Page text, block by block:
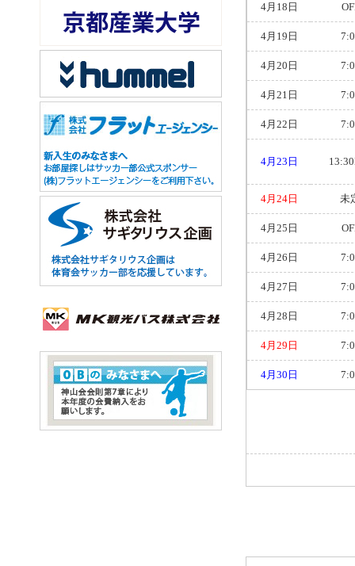
4月18日
4月19日
4月20日
4月21日
4月22日
4月23日
4月24日 未
4月25日
4月26日
4月27日
4月28日
4月29日
4月30日